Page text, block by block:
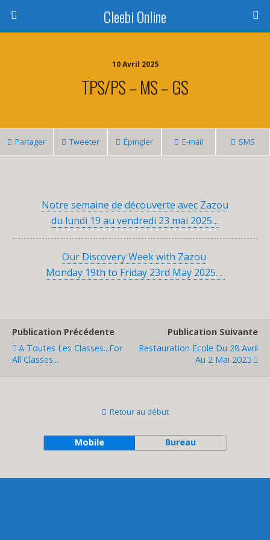
Cleebi Online
10 Avril 2025
TPS/PS – MS – GS
Partager Tweeter Épingler E-mail SMS
Notre semaine de découverte avec Zazou
du lundi 19 au vendredi 23 mai 2025…
Our Discovery Week with Zazou
Monday 19th to Friday 23rd May 2025…
Publication Précédente
A Toutes Les Classes...For
All Classes...
Publication Suivante
Restauration Ecole Du 28 Avril
Au 2 Mai 2025
Retour au début
Mobile Bureau